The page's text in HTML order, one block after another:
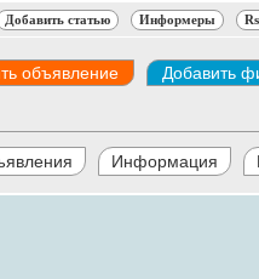
Добавить статью Информеры
объявление Добавить
Информация